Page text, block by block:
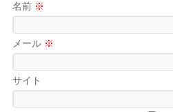
名前 ※
メール ※
サイト